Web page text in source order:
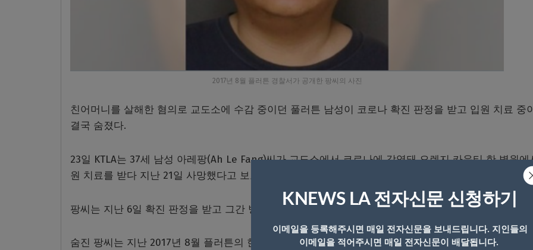
2017년 8월 플러튼 경찰서가 공개한 팡씨의 사진
친어머니를 살해한 혐의로 교도소에 수감 중이던 풀러튼 남성이 코로나 확진 판정을 받고 입원 치료 중
결국 숨졌다.
23일 KTLA는 37세 남성 아레팡(Ah Le Fang)씨가 교도소에서 코로나에 감염돼 오렌지 카운티 한 병원에
원 치료를 받다 지난 21일 사망했다고 보도했다.
팡씨는 지난 6일 확진 판정을 받고 그간 병원에서 입원 치료를 받아왔다.
숨진 팡씨는 지난 2017년 8월 플러튼의 한 아파트에서 자신의 어머니와 어머니의 남자친구에서 칼을 휘
KNEWS LA 전자신문 신청하기
이메일을 등록해주시면 매일 전자신문을 보내드립니다. 지인들의
이메일을 적어주시면 매일 전자신문이 배달됩니다.